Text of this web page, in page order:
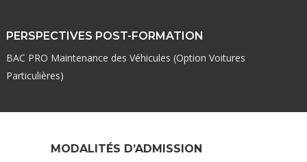
PERSPECTIVES POST-FORMATION
BAC PRO Maintenance des Véhicules (Option Voitures
Particulières)
MODALITÉS D’ADMISSION